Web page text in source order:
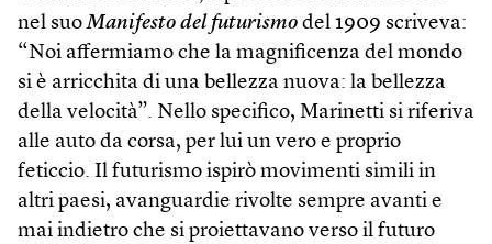
nel suoManifesto del futurismo del 1909 scriveva:
“Noi affermiamo che la magnificenza del mondo
si è arricchita di una bellezza nuova: la bellezza
della velocità”. Nello specifico, Marinetti si riferiva
alle auto da corsa, per lui un vero e proprio
feticcio. Il futurismo ispirò movimenti simili in
altri paesi, avanguardie rivolte sempre avanti e
mai indietro che si proiettavano verso il futuro